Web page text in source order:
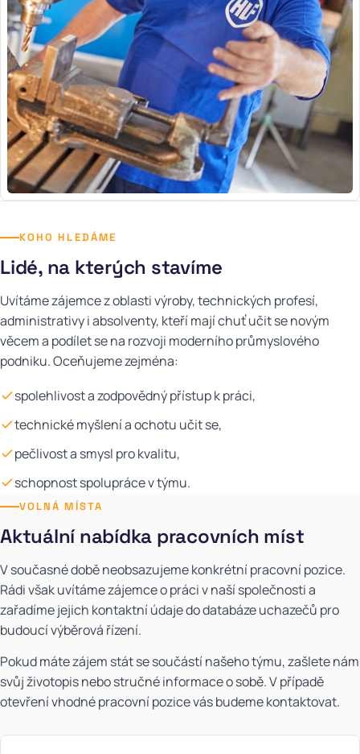
KOHO HLEDÁME
Lidé, na kterých stavíme
Uvítáme zájemce z oblasti výroby, technických profesí,
administrativy i absolventy, kteří mají chuť učit se novým
věcem a podílet se na rozvoji moderního průmyslového
podniku. Oceňujeme zejména:
spolehlivost a zodpovědný přístup k práci,
technické myšlení a ochotu učit se,
pečlivost a smysl pro kvalitu,
schopnost spolupráce v týmu.
VOLNÁ MÍSTA
Aktuální nabídka pracovních míst
V současné době neobsazujeme konkrétní pracovní pozice.
Rádi však uvítáme zájemce o práci v naší společnosti a
zařadíme jejich kontaktní údaje do databáze uchazečů pro
budoucí výběrová řízení.
Pokud máte zájem stát se součástí našeho týmu, zašlete nám
svůj životopis nebo stručné informace o sobě. V případě
otevření vhodné pracovní pozice vás budeme kontaktovat.